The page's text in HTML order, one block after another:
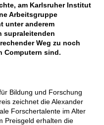
am Karlsruher Institut
Arbeitsgruppe
unter anderem
supraleitenden
Weg zu noch
Computern sind.
Bildung und Forschung
zeichnet die Alexander
Forschertalente im Alter
Preisgeld erhalten die